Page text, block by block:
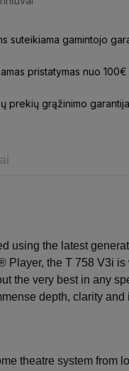
suteikiama gamintojo
pristatymas nuo 100€
prekių grąžinimo garantija
using the latest
Player, the T 758 V3i
the very best in any
depth, clarity
theatre system from